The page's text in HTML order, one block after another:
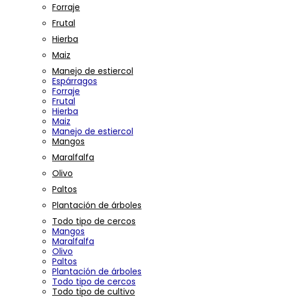
Forraje
Frutal
Hierba
Maiz
Manejo de estiercol
Espárragos
Forraje
Frutal
Hierba
Maiz
Manejo de estiercol
Mangos
Maralfalfa
Olivo
Paltos
Plantación de árboles
Todo tipo de cercos
Mangos
Maralfalfa
Olivo
Paltos
Plantación de árboles
Todo tipo de cercos
Todo tipo de cultivo